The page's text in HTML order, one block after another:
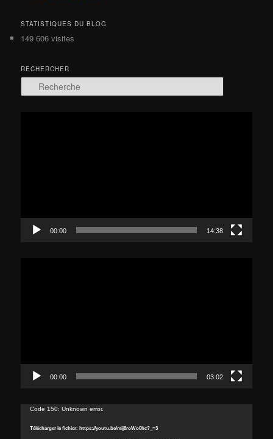
STATISTIQUES DU BLOG
149 606 visites
RECHERCHER
e
00:00 14:38
00:00 03:02
Lecteur
Code 150: Unknown error.
Télécharger le fichier: https://youtu.be/mij8roWo0hc?_=3